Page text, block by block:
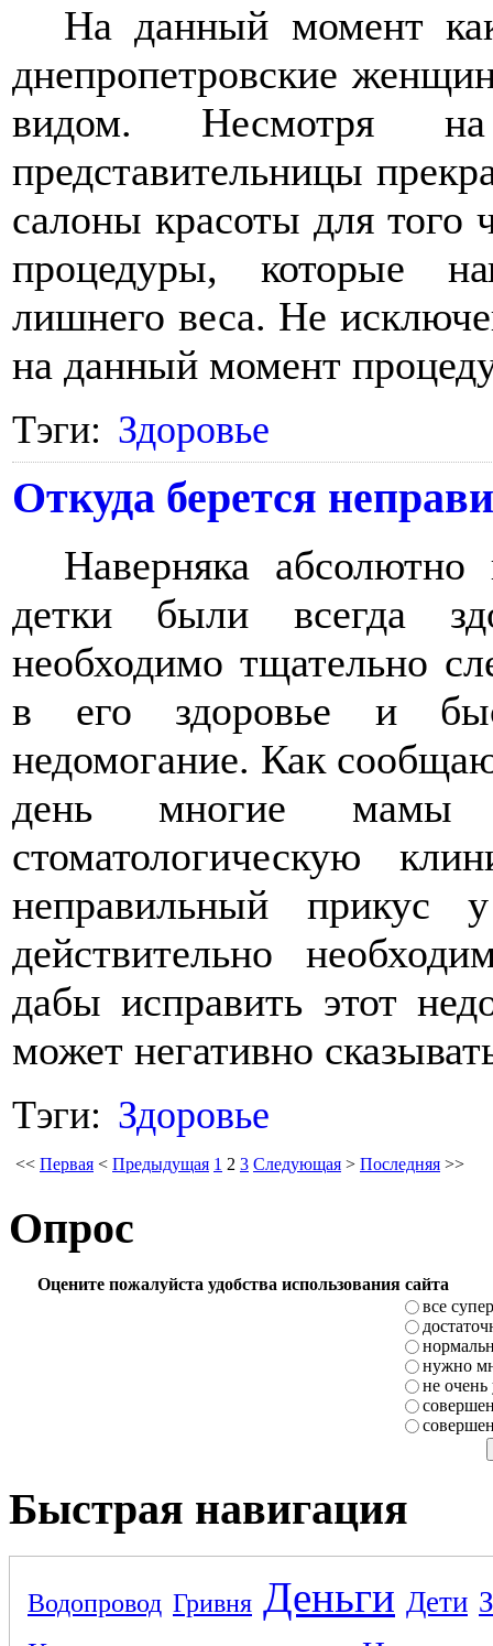
На данный момент
днепропетровские
видом. Несмотря
представительницы
салоны красоты для того
процедуры, которые
лишнего веса. Не
на данный момент
Тэги: Здоровье
Откуда берется
Наверняка
детки были всегда
необходимо тщательно
в его здоровье и
недомогание. Как
день многие
стоматологическую
неправильный прикус
действительно
дабы исправить этот
может негативно
Тэги: Здоровье
<< Первая < Предыдущая 1 2 3 Следующая > Последняя >>
Опрос
Оцените пожалуйста удобства использования сайта
все супер
нужно
не очень
Быстрая навигация
Водопровод Гривня Деньги Дети